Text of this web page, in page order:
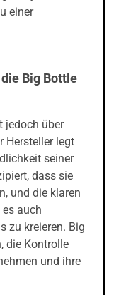
einer
Big Bottle
jedoch über
Hersteller legt
seiner
dass sie
und die klaren
auch
zu kreieren. Big
die Kontrolle
und ihre